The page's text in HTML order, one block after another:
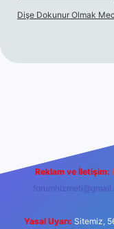
Dişe Dokunur Olmak
Reklam ve İletişim:
Yasal Uyarı: Sitemiz,